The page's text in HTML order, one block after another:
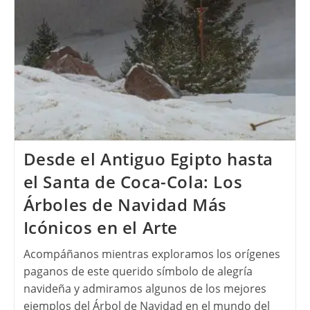
Desde el Antiguo Egipto hasta
el Santa de Coca-Cola: Los
Árboles de Navidad Más
Icónicos en el Arte
Acompáñanos mientras exploramos los orígenes
paganos de este querido símbolo de alegría
navideña y admiramos algunos de los mejores
ejemplos del Árbol de Navidad en el mundo del